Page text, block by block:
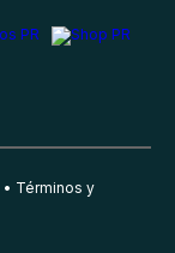
Términos y